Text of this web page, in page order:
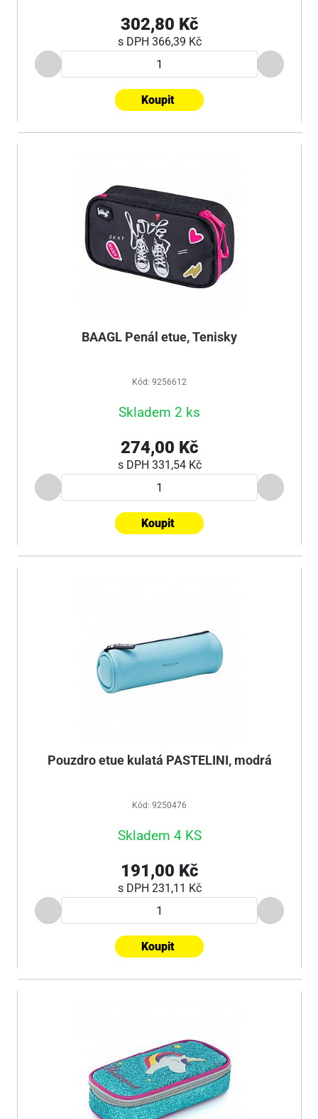
302,80 Kč
s DPH 366,39 Kč
Koupit
BAAGL Penál etue, Tenisky
Kód: 9256612
Skladem 2 ks
274,00 Kč
s DPH 331,54 Kč
Koupit
Pouzdro etue kulatá PASTELINI, modrá
Kód: 9250476
Skladem 4 KS
191,00 Kč
s DPH 231,11 Kč
Koupit